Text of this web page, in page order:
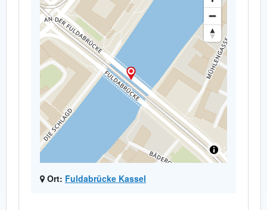
Ort: Fuldabrücke Kassel